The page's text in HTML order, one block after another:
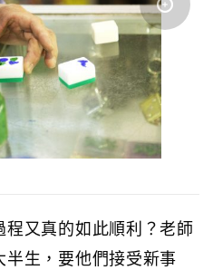
又真的如此順利？老師
生，要他們接受新事